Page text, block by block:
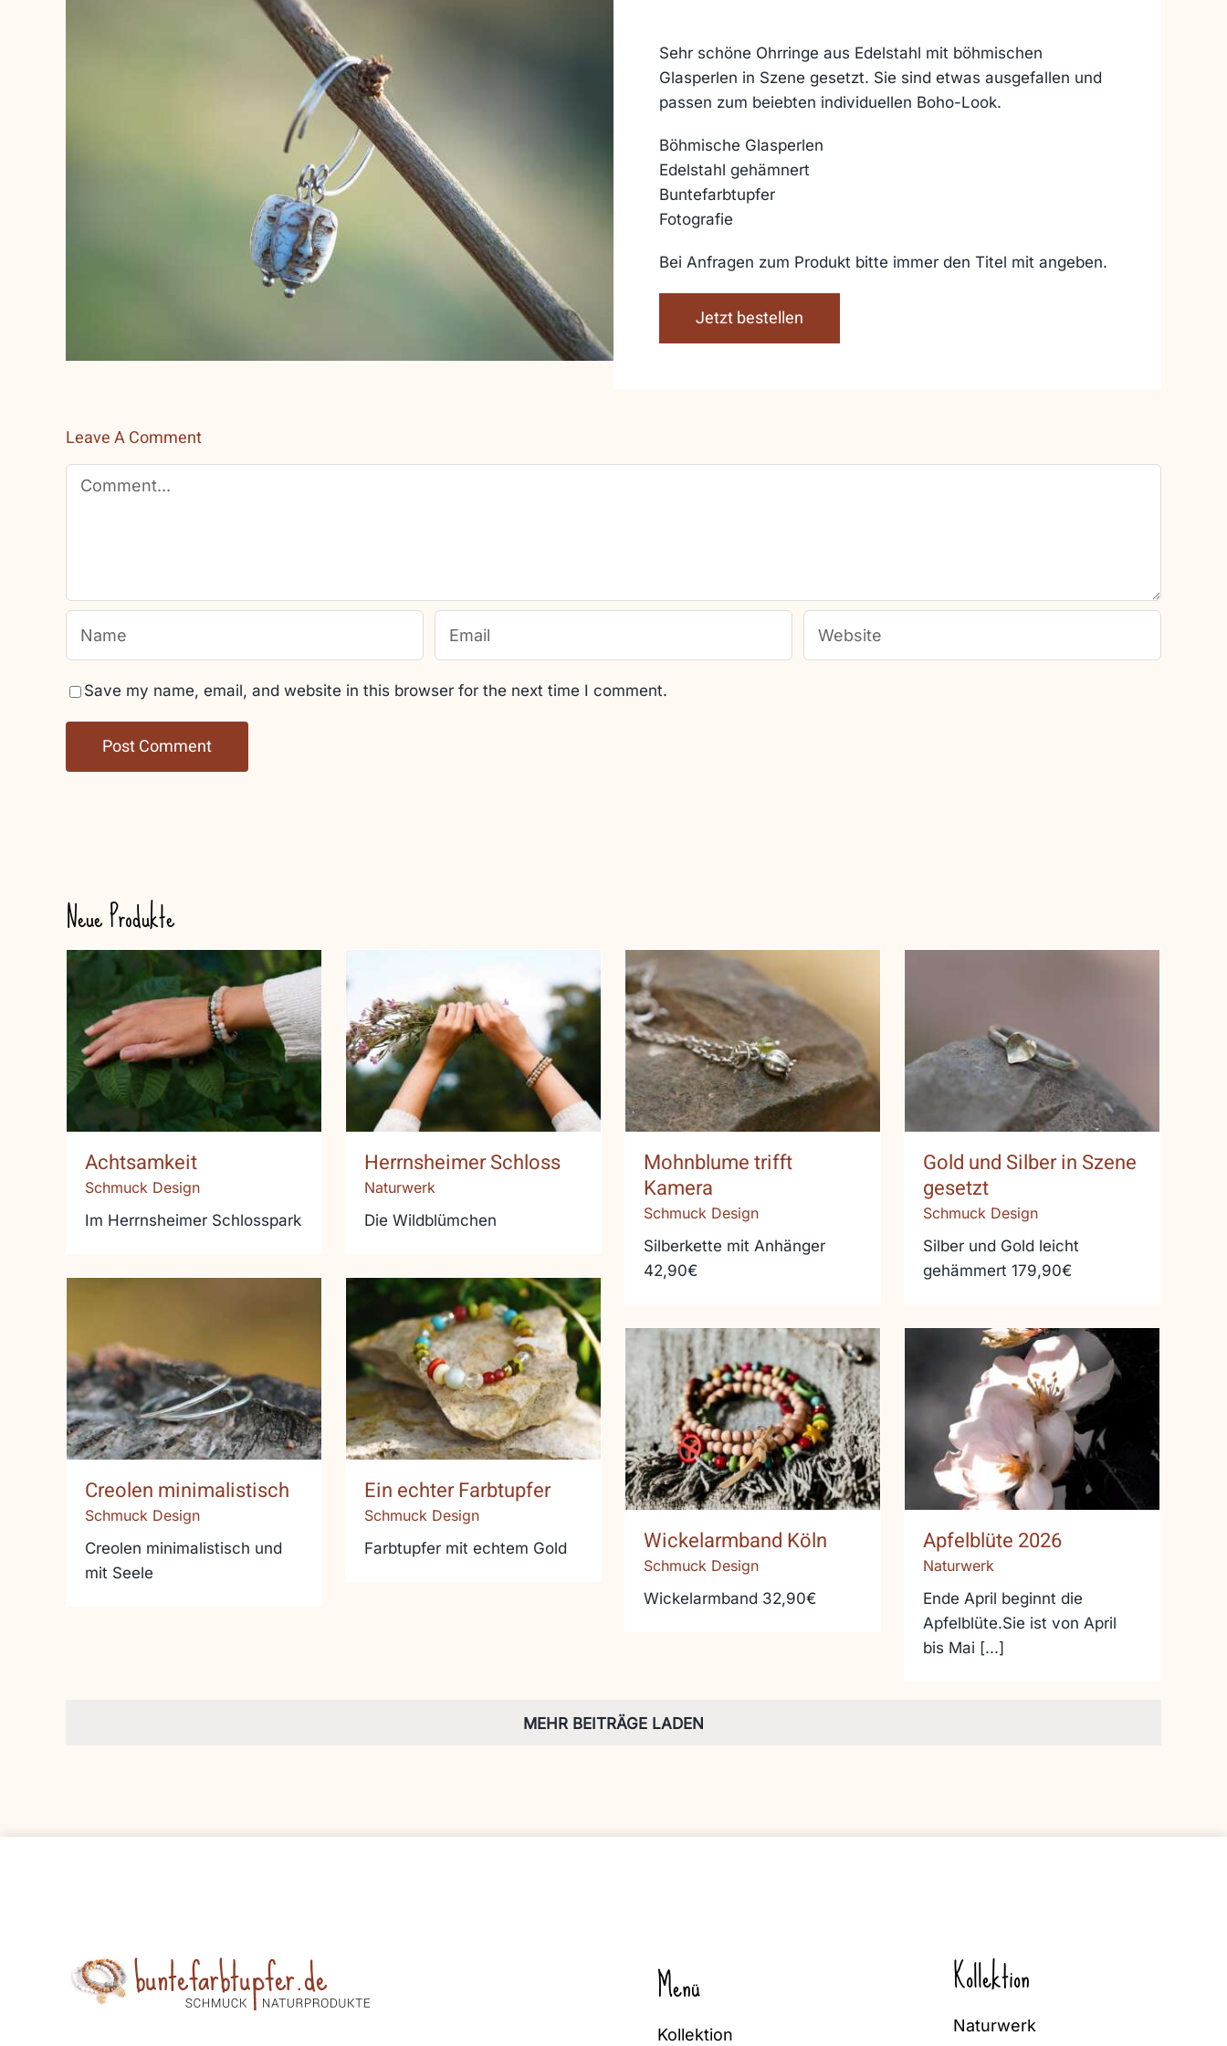
Sehr schöne Ohrringe aus Edelstahl mit böhmischen
Glasperlen in Szene gesetzt. Sie sind etwas ausgefallen und
passen zum beiebten individuellen Boho-Look.
Böhmische Glasperlen
Edelstahl gehämnert
Buntefarbtupfer
Fotografie
Bei Anfragen zum Produkt bitte immer den Titel mit angeben.
Jetzt bestellen
Leave A Comment
Comment
Save my name, email, and website in this browser for the next time I comment.
Neue Produkte
Achtsamkeit
Achtsamkeit
Schmuck Design
Im Herrnsheimer Schlosspark
Herrnsheimer Schloss
Herrnsheimer Schloss
Naturwerk
Die Wildblümchen
Mohnblume trifft
Kamera
Mohnblume trifft
Kamera
Schmuck Design
Silberkette mit Anhänger
42,90€
Gold und Silber in
Szene gesetzt
Gold und Silber in Szene
gesetzt
Schmuck Design
Silber und Gold leicht
gehämmert 179,90€
Creolen minimalistisch
Creolen minimalistisch
Schmuck Design
Creolen minimalistisch und
mit Seele
Ein echter Farbtupfer
Ein echter Farbtupfer
Schmuck Design
Farbtupfer mit echtem Gold
Wickelarmband Köln
Wickelarmband Köln
Schmuck Design
Wickelarmband 32,90€
Apfelblüte 2026
Apfelblüte 2026
Naturwerk
Ende April beginnt die
Apfelblüte.Sie ist von April
bis Mai [...]
MEHR BEITRÄGE LADEN
Menü
Kollektion
Kollektion
Naturwerk